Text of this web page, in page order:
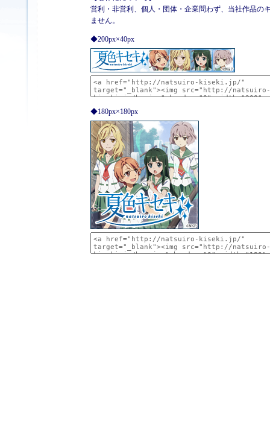
営利・非営利、個人・団体・企業問わず、当社作品の
ません。
◆200px×40px
◆180px×180px